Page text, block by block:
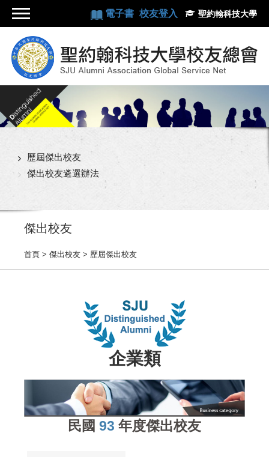
電子書 校友登入 聖約翰科技大學
歷屆傑出校友
傑出校友遴選辦法
傑出校友
首頁 > 傑出校友 > 歷屆傑出校友
企業類
民國 93 年度傑出校友